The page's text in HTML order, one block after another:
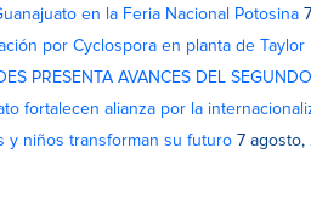
en la Feria Nacional Potosina
por Cyclospora en planta de Taylor
PRESENTA AVANCES DEL
fortalecen alianza por la
y niños transforman su futuro 7 agosto,